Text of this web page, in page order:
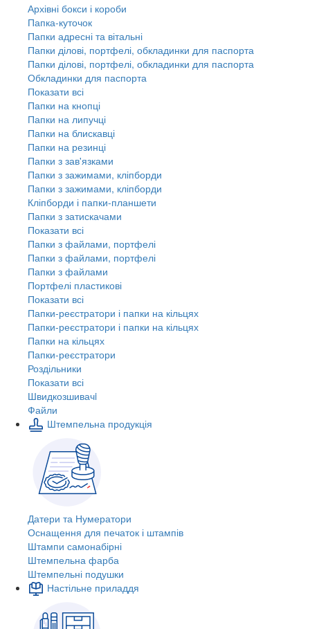
Архівні бокси і короби
Папка-куточок
Папки адресні та вітальні
Папки ділові, портфелі, обкладинки для паспорта
Папки ділові, портфелі, обкладинки для паспорта
Обкладинки для паспорта
Показати всі
Папки на кнопці
Папки на липучці
Папки на блискавці
Папки на резинці
Папки з зав'язками
Папки з зажимами, кліпборди
Папки з зажимами, кліпборди
Кліпборди і папки-планшети
Папки з затискачами
Показати всі
Папки з файлами, портфелі
Папки з файлами, портфелі
Папки з файлами
Портфелі пластикові
Показати всі
Папки-реєстратори і папки на кільцях
Папки-реєстратори і папки на кільцях
Папки на кільцях
Папки-реєстратори
Роздільники
Показати всі
Швидкозшивачi
Файли
Штемпельна продукція
Датери та Нумератори
Оснащення для печаток і штампів
Штампи самонабірні
Штемпельна фарба
Штемпельні подушки
Настільне приладдя